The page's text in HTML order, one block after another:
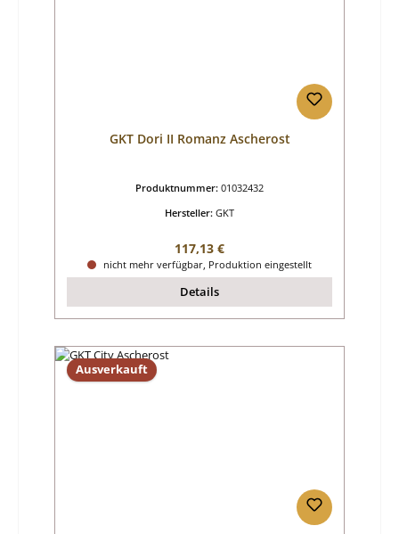
GKT Dori II Romanz Ascherost
Produktnummer: 01032432
Hersteller: GKT
Regulärer Preis:
117,13 €
nicht mehr verfügbar, Produktion eingestellt
Details
Ausverkauft